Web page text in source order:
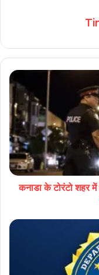
कनाडा के टोरंटो शहर में